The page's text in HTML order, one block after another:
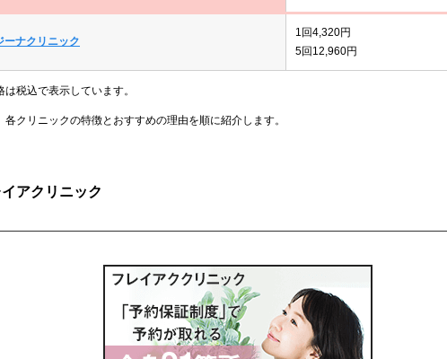
ーナクリニック
1回4,320円
5回12,960円
税込で表示しています。
各クリニックの特徴とおすすめの理由を順に紹介します。
アクリニック